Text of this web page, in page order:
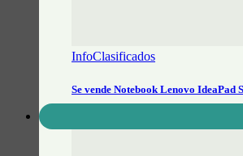
InfoClasificados
Se vende Notebook Lenovo IdeaPad